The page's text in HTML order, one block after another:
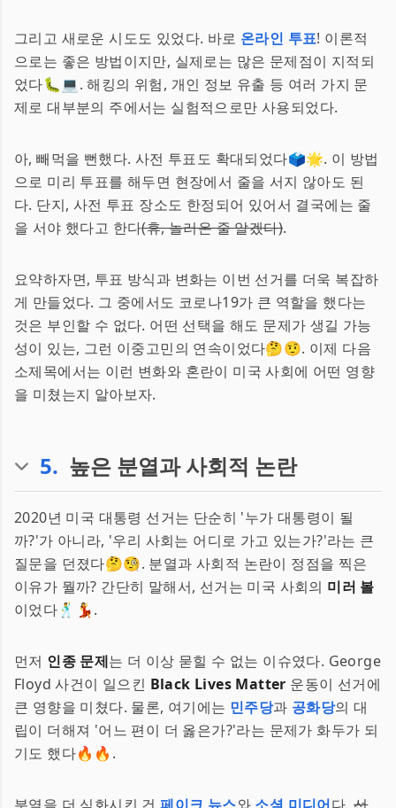
그리고 새로운 시도도 있었다. 바로 온라인 투표! 이론적
으로는 좋은 방법이지만, 실제로는 많은 문제점이 지적되
었다🐛💻. 해킹의 위험, 개인 정보 유출 등 여러 가지 문
제로 대부분의 주에서는 실험적으로만 사용되었다.
아, 빼먹을 뻔했다. 사전 투표도 확대되었다🗳️🌟. 이 방법
으로 미리 투표를 해두면 현장에서 줄을 서지 않아도 된
다. 단지, 사전 투표 장소도 한정되어 있어서 결국에는 줄
을 서야 했다고 한다(휴, 놀러온 줄 알겠다).
요약하자면, 투표 방식과 변화는 이번 선거를 더욱 복잡하
게 만들었다. 그 중에서도 코로나19가 큰 역할을 했다는
것은 부인할 수 없다. 어떤 선택을 해도 문제가 생길 가능
성이 있는, 그런 이중고민의 연속이었다🤔🤨. 이제 다음
소제목에서는 이런 변화와 혼란이 미국 사회에 어떤 영향
을 미쳤는지 알아보자.
5. 높은 분열과 사회적 논란
2020년 미국 대통령 선거는 단순히 '누가 대통령이 될
까?'가 아니라, '우리 사회는 어디로 가고 있는가?'라는 큰
질문을 던졌다🤔🧐. 분열과 사회적 논란이 정점을 찍은
이유가 뭘까? 간단히 말해서, 선거는 미국 사회의 미러 볼
이었다🕺💃.
먼저 인종 문제는 더 이상 묻힐 수 없는 이슈였다. George
Floyd 사건이 일으킨 Black Lives Matter 운동이 선거에
큰 영향을 미쳤다. 물론, 여기에는 민주당과 공화당의 대
립이 더해져 '어느 편이 더 옳은가?'라는 문제가 화두가 되
기도 했다🔥🔥.